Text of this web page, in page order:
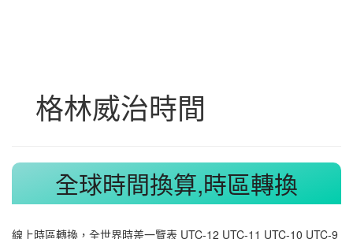
格林威治時間
全球時間換算,時區轉換
線上時區轉換，全世界時差一覽表 UTC-12 UTC-11 UTC-10 UTC-9